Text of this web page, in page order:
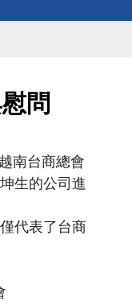
問
南台商總會
生的公司進
代表了台商